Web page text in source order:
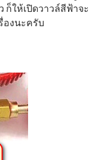
ก็ให้เปิดวาวล์สีฟ้าจะ
องนะครับ